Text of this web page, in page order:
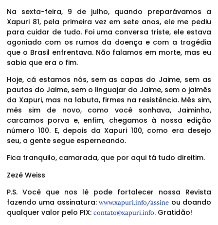
Na sexta-feira, 9 de julho, quando preparávamos a
Xapuri 81, pela primeira vez em sete anos, ele me pediu
para cuidar de tudo. Foi uma conversa triste, ele estava
agoniado com os rumos da doença e com a tragédia
que o Brasil enfrentava. Não falamos em morte, mas eu
sabia que era o fim.
Hoje, cá estamos nós, sem as capas do Jaime, sem as
pautas do Jaime, sem o linguajar do Jaime, sem o jaimês
da Xapuri, mas na labuta, firmes na resistência. Mês sim,
mês sim de novo, como você sonhava, Jaiminho,
carcamos porva e, enfim, chegamos à nossa edição
número 100. E, depois da Xapuri 100, como era desejo
seu, a gente segue esperneando.
Fica tranquilo, camarada, que por aqui tá tudo direitim.
Zezé Weiss
P.S. Você que nos lê pode fortalecer nossa Revista
fazendo uma assinatura:www.xapuri.info/assine ou doando
qualquer valor pelo PIX: contato@xapuri.info. Gratidão!